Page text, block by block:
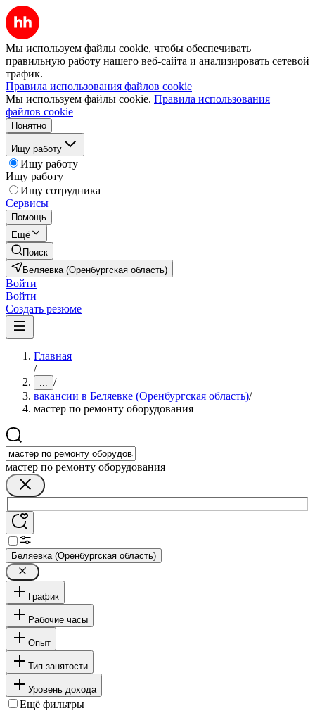
Мы используем файлы cookie, чтобы обеспечивать
правильную работу нашего веб-сайта и анализировать сетевой
трафик.
Правила использования файлов cookie
Мы используем файлы cookie. Правила использования
файлов cookie
Понятно
Ищу работу
Ищу работу
Ищу работу
Ищу сотрудника
Сервисы
Помощь
Ещё
Поиск
Беляевка (Оренбургская область)
Войти
Войти
Создать резюме
Главная
/
... /
вакансии в Беляевке (Оренбургская область)/
мастер по ремонту оборудования
мастер по ремонту оборудования
Беляевка (Оренбургская область)
График
Рабочие часы
Опыт
Тип занятости
Уровень дохода
Ещё фильтры